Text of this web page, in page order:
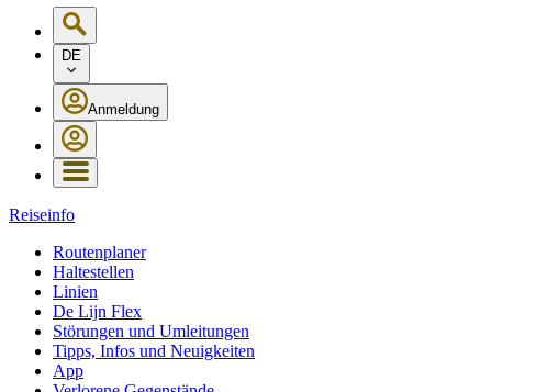
DE
Anmeldung
Reiseinfo
Routenplaner
Haltestellen
Linien
De Lijn Flex
Störungen und Umleitungen
Tipps, Infos und Neuigkeiten
App